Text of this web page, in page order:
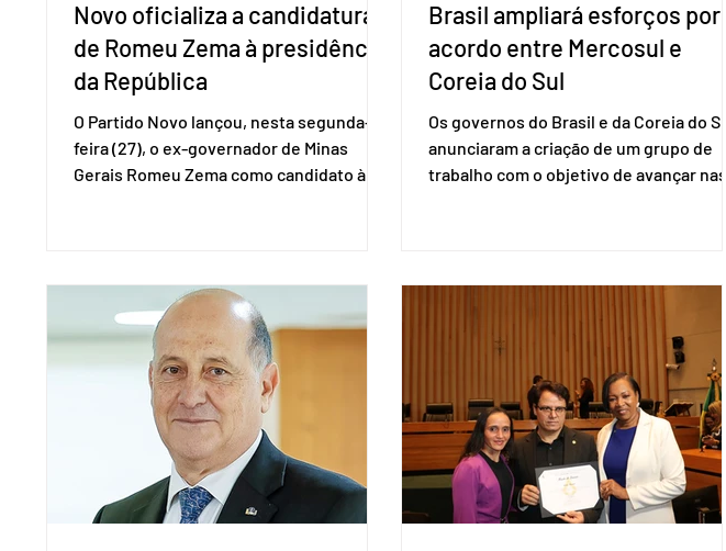
Novo oficializa a candidatura
de Romeu Zema à presidência
da República
O Partido Novo lançou, nesta segunda-
feira (27), o ex-governador de Minas
Gerais Romeu Zema como candidato à
vice-presidente. A convenção contou
com a presença do presidente nacional
do partido, Eduardo Ribeiro, e do senador
Eduardo Girão, filiado ao Novo desde
fevereiro de 2023. Formado em
administração de empresas pela Fundaç
Brasil ampliará esforços por
acordo entre Mercosul e
Coreia do Sul
Os governos do Brasil e da Coreia do Sul
anunciaram a criação de um grupo de
trabalho com o objetivo de avançar nas
“Decidimos criar um grupo de trabalho
que vai identificar sensibilidades dos
dois lados e evitar que elas sejam um
empecilho para a retomada das
negociações de um acordo do Mercosul
com a Coreia”, disse o presiden